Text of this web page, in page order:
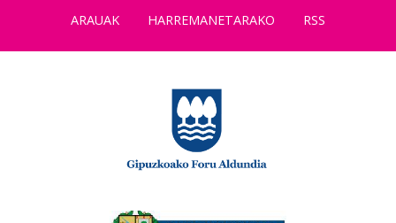
ARAUAK
HARREMANETARAKO RSS